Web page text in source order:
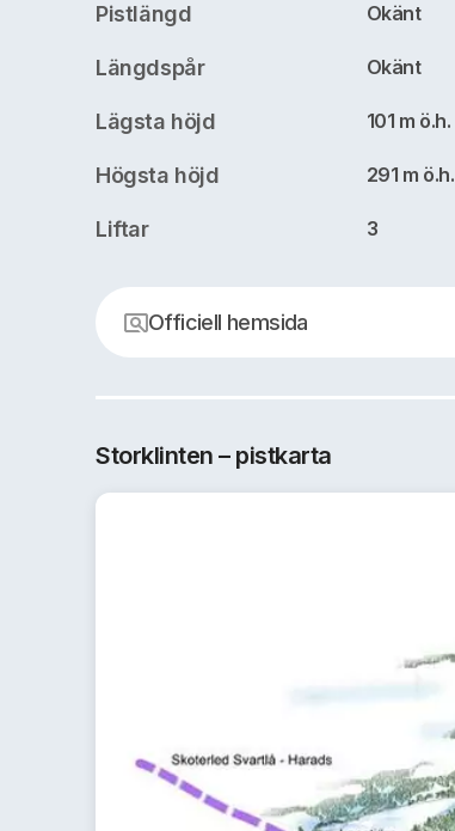
Pistlängd Okänt
Längdspår Okänt
Lägsta höjd 101 m ö.h.
Högsta höjd 291 m ö.h.
Liftar 3
Officiell hemsida
Storklinten – pistkarta